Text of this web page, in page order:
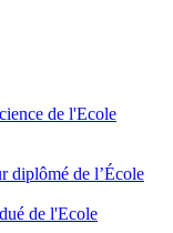
de l'Ecole
diplômé de l’École
de l'Ecole